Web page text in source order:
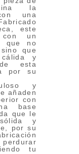
la
una
este
con un
que no
que
y
esta
por su
y
añaden
con
base
que le
y
por su
tu